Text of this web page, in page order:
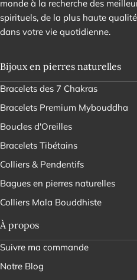
monde à la recherche des
spirituels, de la plus haute
dans votre vie quotidienne.
Bijoux en pierres naturelles
Bracelets des 7 Chakras
Bracelets Premium Mybouddha
Boucles d'Oreilles
Bracelets Tibétains
Colliers & Pendentifs
Bagues en pierres naturelles
Colliers Mala Bouddhiste
À propos
Suivre ma commande
Notre Blog